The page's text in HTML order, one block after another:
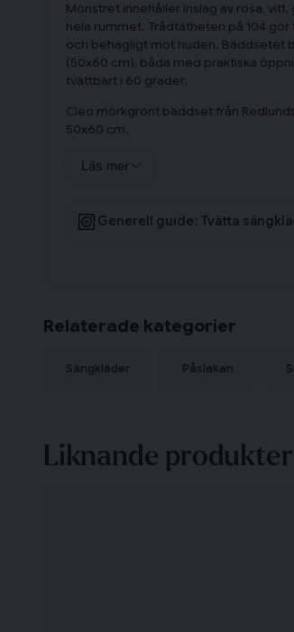
Mönstret innehåller inslag av rosa,
hela rummet. Trådtätheten på 104
och behagligt mot huden. Bäddsetet
(50x60 cm), båda med praktiska
tvättbart i 60 grader.
Cleo mörkgrönt bäddset från
50x60 cm.
Läs mer
Generell guide: Tvätta
Relaterade kategorier
Sängkläder Påslakan
Liknande produkter